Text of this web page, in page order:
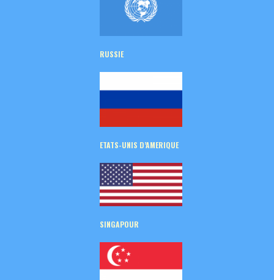
RUSSIE
ETATS-UNIS D’AMERIQUE
SINGAPOUR